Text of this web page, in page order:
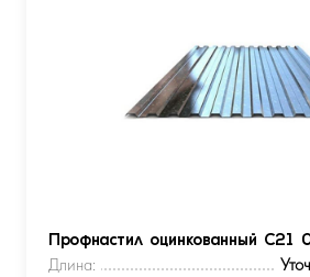
Профнастил оцинкованный С21
Длина: